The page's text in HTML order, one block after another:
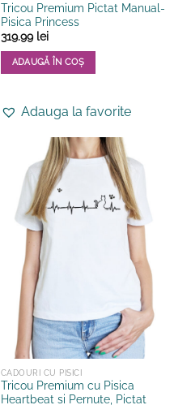
Tricou Premium Pictat Manual-
Pisica Princess
319.99 lei
ADAUGĂ ÎN COȘ
are
variații.
Opțiunile
alese
pagina
produsului.
Adauga la favorite
CADOURI CU PISICI
Tricou Premium cu Pisica
Heartbeat si Pernute, Pictat